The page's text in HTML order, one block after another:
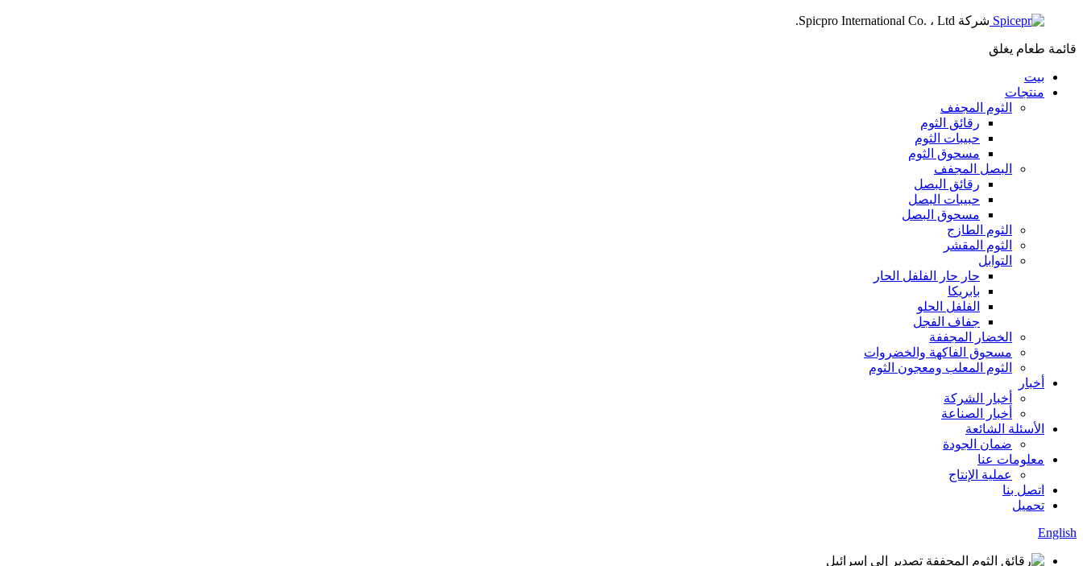
شركة Spicpro International Co. ، Ltd.
قائمة طعام يغلق
بيت
منتجات
الثوم المجفف
رقائق الثوم
حبيبات الثوم
مسحوق الثوم
البصل المجفف
رقائق البصل
حبيبات البصل
مسحوق البصل
الثوم الطازج
الثوم المقشر
التوابل
حار حار الفلفل الحار
بابريكا
الفلفل الحلو
جفاف الفجل
الخضار المجففة
مسحوق الفاكهة والخضروات
الثوم المعلب ومعجون الثوم
أخبار
أخبار الشركة
أخبار الصناعة
الأسئلة الشائعة
ضمان الجودة
معلومات عنا
عملية الإنتاج
اتصل بنا
تحميل
English